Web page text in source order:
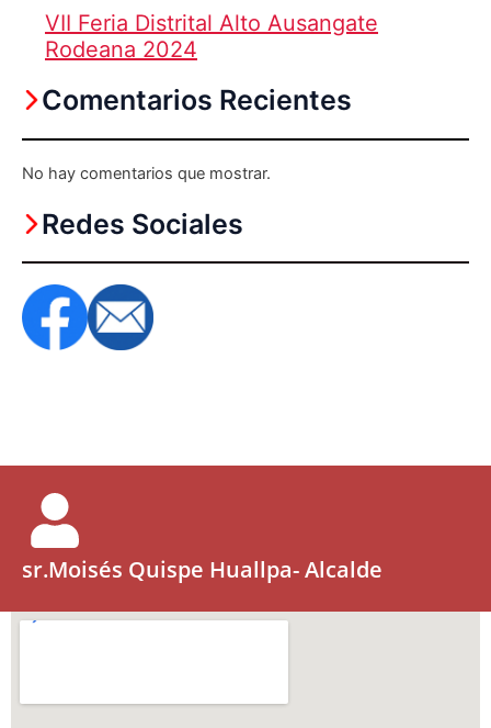
VII Feria Distrital Alto Ausangate
Rodeana 2024
Comentarios Recientes
No hay comentarios que mostrar.
Redes Sociales
sr.Moisés Quispe Huallpa- Alcalde